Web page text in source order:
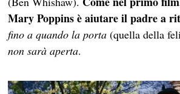
Mary Poppinsè aiutare il padre a
fino a quando la porta (quella della
non sarà aperta.